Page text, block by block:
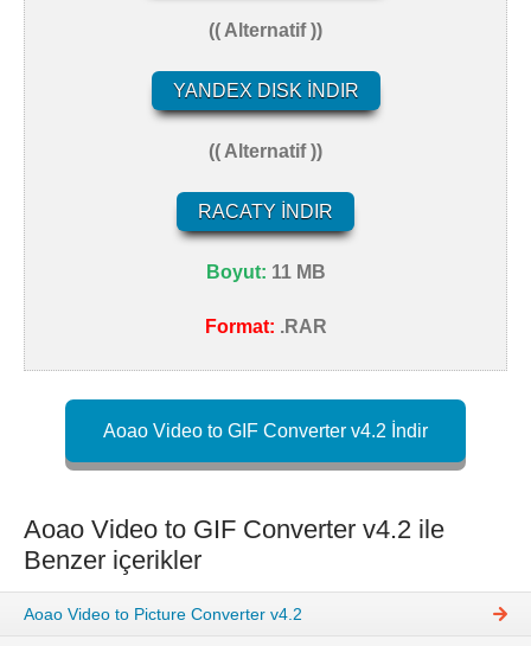
(( Alternatif ))
YANDEX DISK İNDIR
(( Alternatif ))
RACATY İNDIR
Boyut: 11 MB
Format: .RAR
Aoao Video to GIF Converter v4.2 İndir
Aoao Video to GIF Converter v4.2 ile
Benzer içerikler
Aoao Video to Picture Converter v4.2